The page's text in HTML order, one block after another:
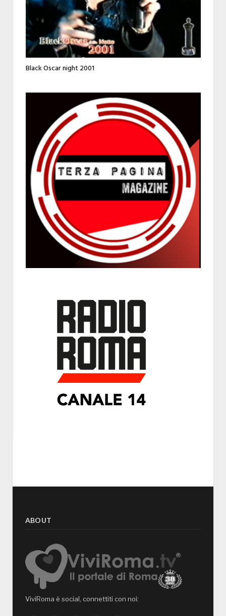
Black Oscar night 2001
ABOUT
ViviRoma è social, connettiti con noi: